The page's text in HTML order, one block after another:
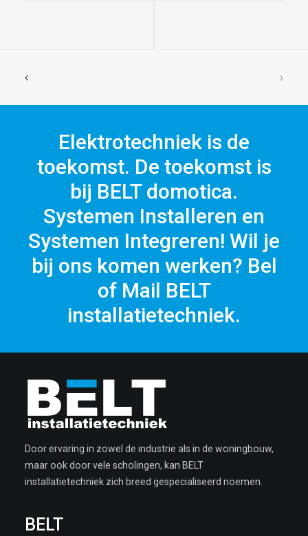
Elektrotechniek is de
toekomst. De toekomst is
bij BELT domotica.
Systemen Installeren en
Systemen Integreren! Wil je
bij ons komen werken? Bel
of Mail BELT
installatietechniek.
Door ervaring in zowel de industrie als in de woningbouw,
maar ook door vele scholingen, kan BELT
installatietechniek zich breed gespecialiseerd noemen.
BELT